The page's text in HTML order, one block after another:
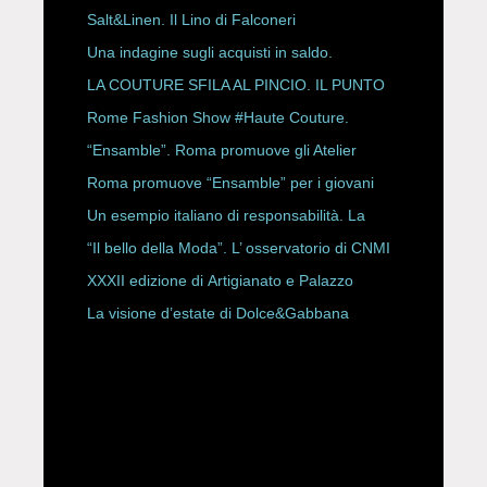
Salt&Linen. Il Lino di Falconeri
Una indagine sugli acquisti in saldo.
LA COUTURE SFILA AL PINCIO. IL PUNTO
CON ALESSANDRO ONORATO E
ROBERTA ANGELILLI
Rome Fashion Show #Haute Couture.
“Ensamble”. Roma promuove gli Atelier
Storici
Roma promuove “Ensamble” per i giovani
Un esempio italiano di responsabilità. La
Rete Slow Fiber
“Il bello della Moda”. L’ osservatorio di CNMI
XXXII edizione di Artigianato e Palazzo
La visione d’estate di Dolce&Gabbana